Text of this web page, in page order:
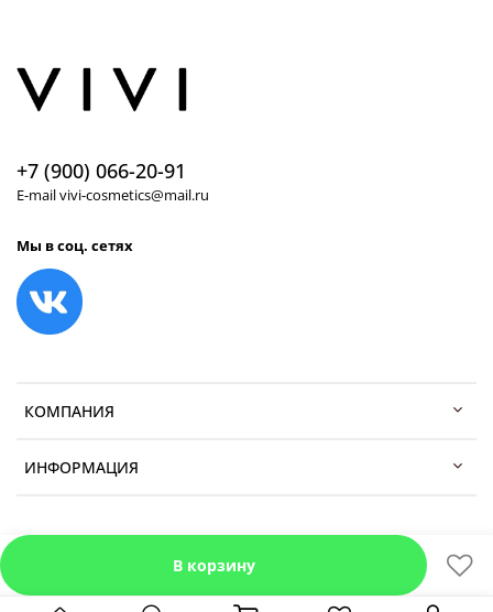
В корзину
КОМПАНИЯ
ИНФОРМАЦИЯ
+7 (900) 066-20-91
E-mail vivi-cosmetics@mail.ru
Мы в соц. сетях